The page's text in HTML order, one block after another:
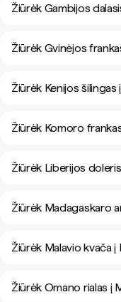
Žiūrėk Gambijos
Žiūrėk Gvinėjos
Žiūrėk Kenijos
Žiūrėk Komoro
Žiūrėk Liberijos
Žiūrėk Madagaskaro
Žiūrėk Malavio kvača
Žiūrėk Omano rialas į